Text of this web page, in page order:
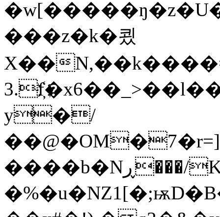
���z�k�쾼
X��
y�/
����b�Nڕ���/K�6��u;h��n��ۙ�Y,�u�AY